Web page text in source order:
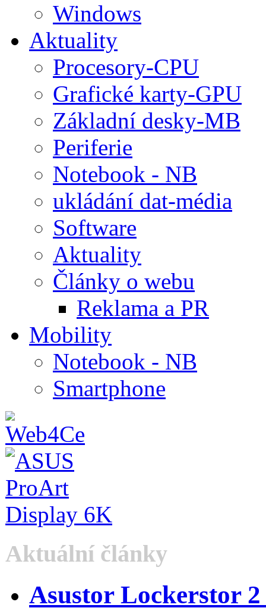
Windows
Aktuality
Procesory-CPU
Grafické karty-GPU
Základní desky-MB
Periferie
Notebook - NB
ukládání dat-média
Software
Aktuality
Články o webu
Reklama a PR
Mobility
Notebook - NB
Smartphone
Aktuální články
Asustor Lockerstor